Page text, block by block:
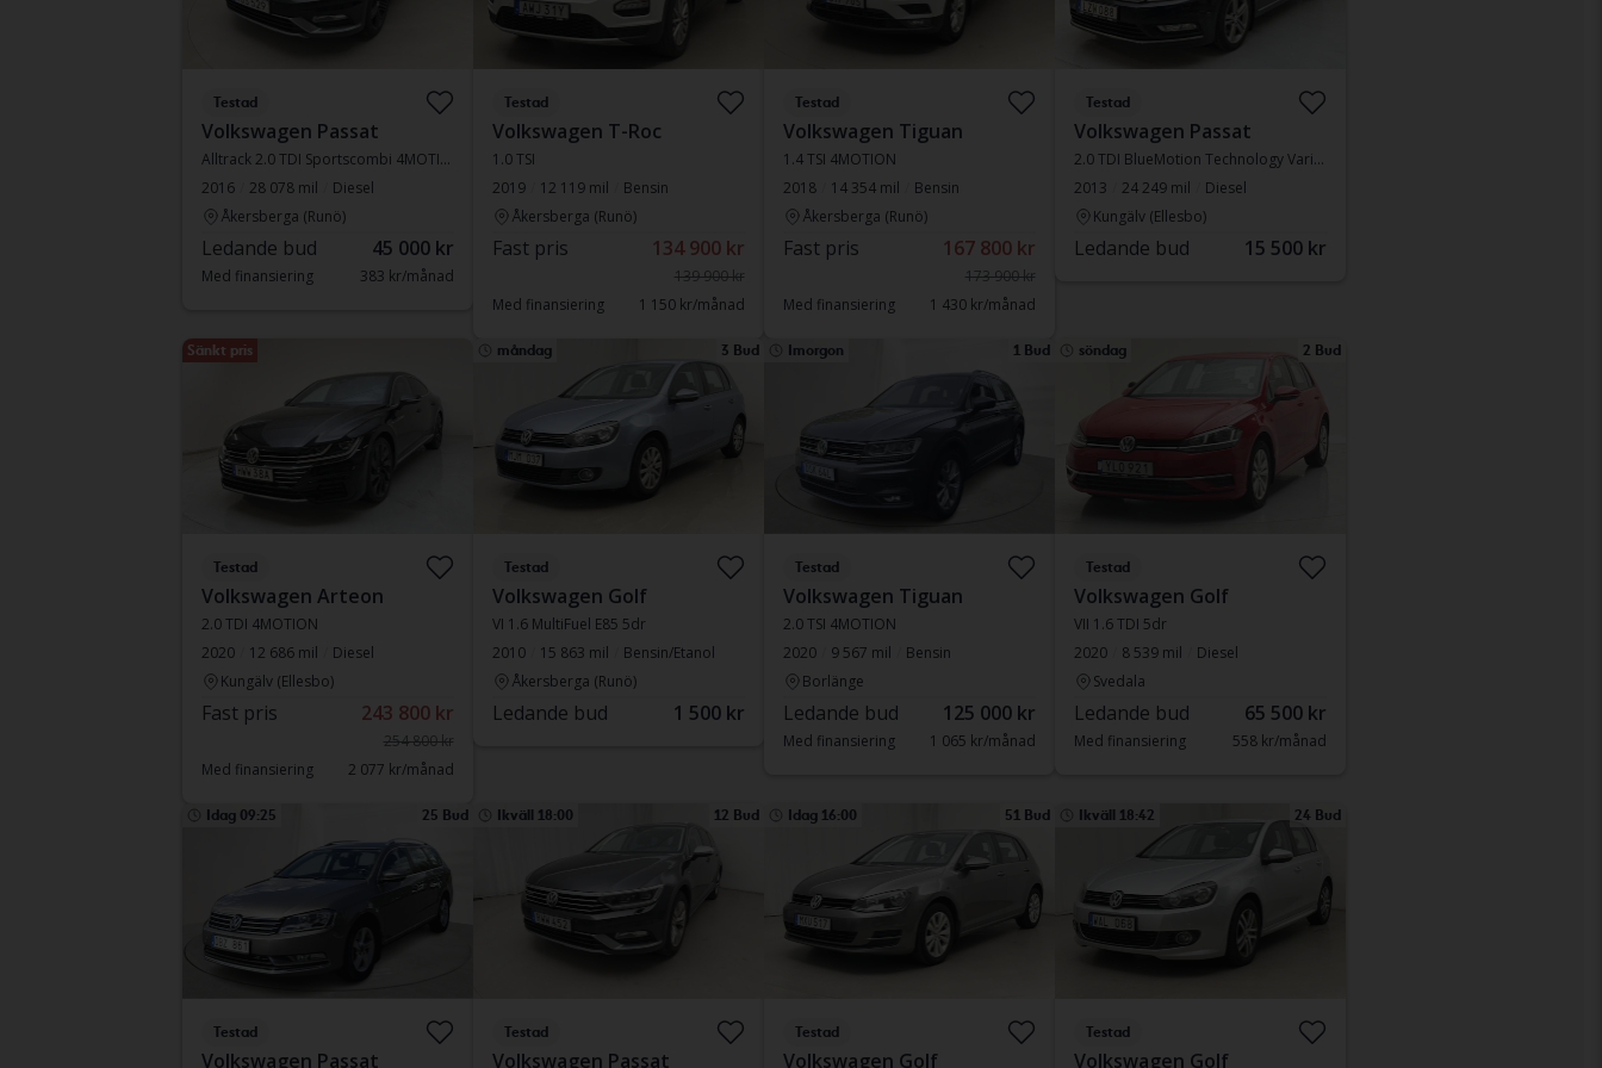
Testad
Volkswagen Passat
Alltrack 2.0 TDI Sportscombi 4MOTION
2016
28 078 mil
Diesel
Åkersberga (Runö)
Ledande bud 45 000 kr
Med finansiering 383 kr/månad
Testad
Volkswagen T-Roc
1.0 TSI
2019
12 119 mil
Bensin
Åkersberga (Runö)
Fast pris 134 900 kr
139 900 kr
Med finansiering
1 150 kr/månad
Testad
Volkswagen Tiguan
1.4 TSI 4MOTION
2018
14 354 mil
Bensin
Åkersberga (Runö)
Fast pris 167 800 kr
173 900 kr
Med finansiering
1 430 kr/månad
Testad
Volkswagen Passat
2.0 TDI BlueMotion Technology Variant 4Motion
2013
24 249 mil
Diesel
Kungälv (Ellesbo)
Ledande bud 15 500 kr
Sänkt pris
Testad
Volkswagen Arteon
2.0 TDI 4MOTION
2020
12 686 mil
Diesel
Kungälv (Ellesbo)
Fast pris 243 800 kr
254 800 kr
Med finansiering
2 077 kr/månad
måndag 3 Bud
Testad
Volkswagen Golf
VI 1.6 MultiFuel E85 5dr
2010
15 863 mil
Bensin/Etanol
Åkersberga (Runö)
Ledande bud 1 500 kr
Imorgon 1 Bud
Testad
Volkswagen Tiguan
2.0 TSI 4MOTION
2020
9 567 mil
Bensin
Borlänge
Ledande bud 125 000 kr
Med finansiering 1 065 kr/månad
söndag 2 Bud
Testad
Volkswagen Golf
VII 1.6 TDI 5dr
2020
8 539 mil
Diesel
Svedala
Ledande bud 65 500 kr
Med finansiering 558 kr/månad
Idag 09:25 25 Bud
Testad
Volkswagen Passat
Ikväll 18:00 12 Bud
Testad
Volkswagen Passat
Idag 16:00 51 Bud
Testad
Volkswagen Golf
Ikväll 18:42 24 Bud
Testad
Volkswagen Golf